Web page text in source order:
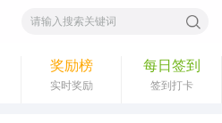
奖励榜
实时奖励
每日签到
签到打卡